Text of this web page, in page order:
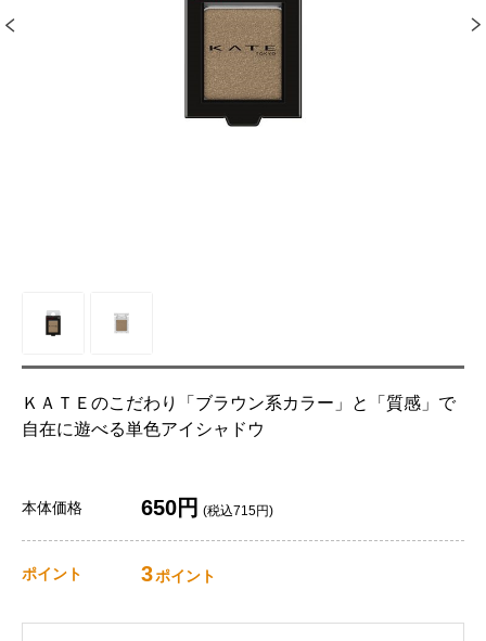
ＫＡＴＥのこだわり「ブラウン系カラー」と「質感」で
自在に遊べる単色アイシャドウ
本体価格 650円 (税込715円)
ポイント 3ポイント